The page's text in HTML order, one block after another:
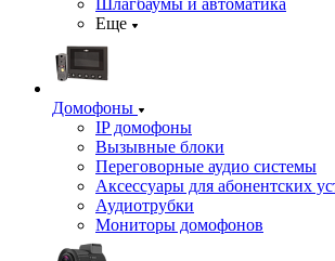
Шлагбаумы и автоматика
Еще
Домофоны
IP домофоны
Вызывные блоки
Переговорные аудио системы
Аксессуары для абонентских
Аудиотрубки
Мониторы домофонов